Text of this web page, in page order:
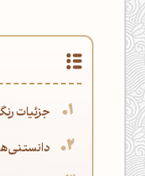
جزئیات